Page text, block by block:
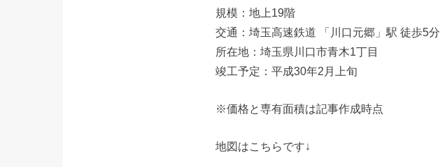
規模：地上19階
交通：埼玉高速鉄道 「川口元郷」駅 徒歩5分
所在地：埼玉県川口市青木1丁目
竣工予定：平成30年2月上旬
※価格と専有面積は記事作成時点
地図はこちらです↓